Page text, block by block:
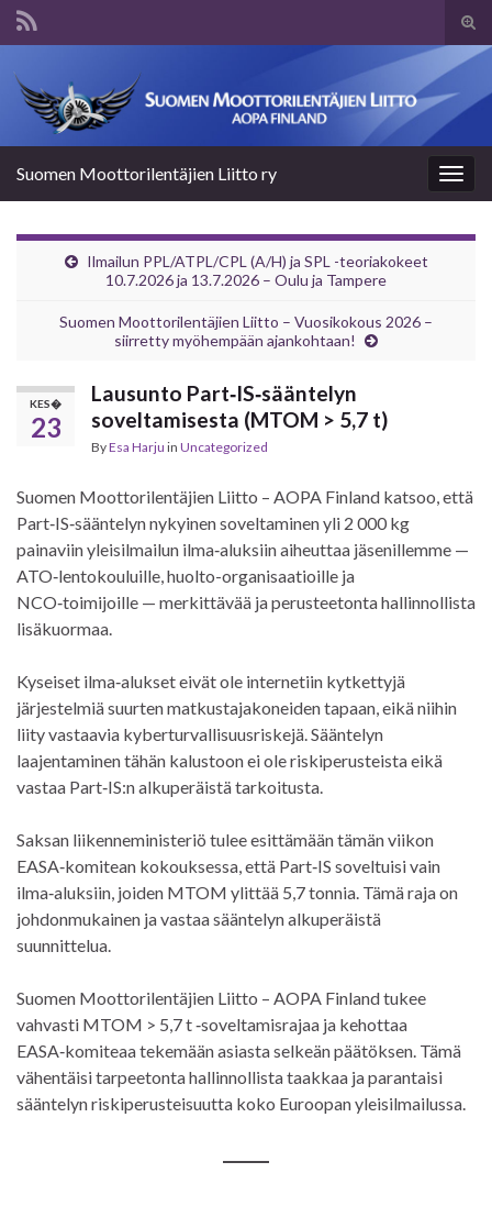
Suomen Moottorilentäjien Liitto ry
Ilmailun PPL/ATPL/CPL (A/H) ja SPL -teoriakokeet
10.7.2026 ja 13.7.2026 – Oulu ja Tampere
Suomen Moottorilentäjien Liitto – Vuosikokous 2026 –
siirretty myöhempään ajankohtaan!
KES�
23
Lausunto Part‑IS‑sääntelyn
soveltamisesta (MTOM > 5,7 t)
ByEsa Harju in Uncategorized
Suomen Moottorilentäjien Liitto – AOPA Finland katsoo, että
Part‑IS‑sääntelyn nykyinen soveltaminen yli 2 000 kg
painaviin yleisilmailun ilma‑aluksiin aiheuttaa jäsenillemme —
ATO‑lentokouluille, huolto-organisaatioille ja
NCO‑toimijoille — merkittävää ja perusteetonta hallinnollista
lisäkuormaa.
Kyseiset ilma‑alukset eivät ole internetiin kytkettyjä
järjestelmiä suurten matkustajakoneiden tapaan, eikä niihin
liity vastaavia kyberturvallisuusriskejä. Sääntelyn
laajentaminen tähän kalustoon ei ole riskiperusteista eikä
vastaa Part‑IS:n alkuperäistä tarkoitusta.
Saksan liikenneministeriö tulee esittämään tämän viikon
EASA‑komitean kokouksessa, että Part‑IS soveltuisi vain
ilma‑aluksiin, joiden MTOM ylittää 5,7 tonnia. Tämä raja on
johdonmukainen ja vastaa sääntelyn alkuperäistä
suunnittelua.
Suomen Moottorilentäjien Liitto – AOPA Finland tukee
vahvasti MTOM > 5,7 t ‑soveltamisrajaa ja kehottaa
EASA‑komiteaa tekemään asiasta selkeän päätöksen. Tämä
vähentäisi tarpeetonta hallinnollista taakkaa ja parantaisi
sääntelyn riskiperusteisuutta koko Euroopan yleisilmailussa.